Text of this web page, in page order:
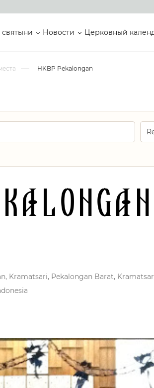
Новости Церковный
HKBP Pekalongan
Kramatsari, Pekalongan Barat,